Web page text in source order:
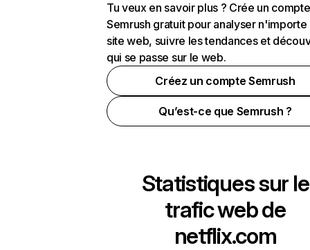
Tu veux en savoir plus ? Crée un compte
Semrush gratuit pour analyser n'importe
site web, suivre les tendances et
qui se passe sur le web.
Créez un compte Semrush
Qu’est-ce que Semrush ?
Statistiques sur le
trafic web de
netflix.com